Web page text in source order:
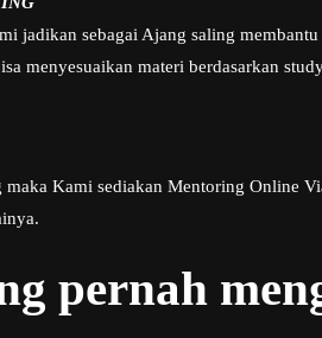
jadikan sebagai Ajang saling
menyesuaikan materi berdasarkan
Kami sediakan Mentoring Online
pernah